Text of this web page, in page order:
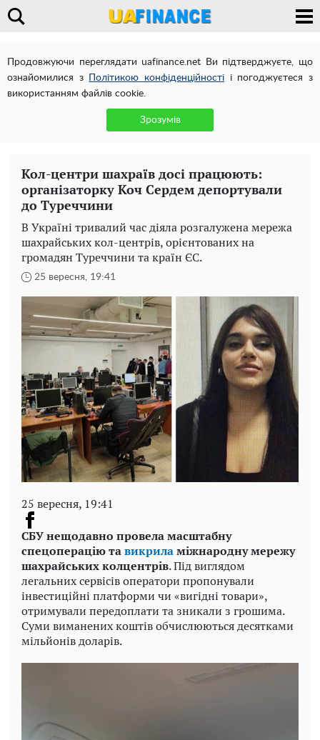
Продовжуючи переглядати uafinance.net Ви підтверджуєте, що
ознайомилися з
Політикою конфіденційності і погоджуєтеся з
використанням файлів cookie.
Зрозумів
Кол-центри шахраїв досі працюють:
організаторку Коч Сердем депортували
до Туреччини
В Україні тривалий час діяла розгалужена мережа
шахрайських кол-центрів, орієнтованих на
громадян Туреччини та країн ЄС.
25 вересня, 19:41
25 вересня, 19:41
СБУ нещодавно провела масштабну
спецоперацію тавикриламіжнародну мережу
шахрайських колцентрів. Під виглядом
легальних сервісів оператори пропонували
інвестиційні платформи чи «вигідні товари»,
отримували передоплати та зникали з грошима.
Суми виманених коштів обчислюються десятками
мільйонів доларів.